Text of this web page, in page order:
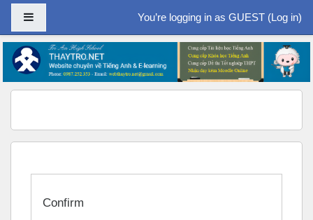
Skip to main content
You’re logging in as GUEST (Log in)
Confirm